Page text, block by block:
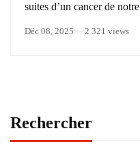
suites d’un cancer de notre
Déc 08, 2025 2 321 views
Rechercher